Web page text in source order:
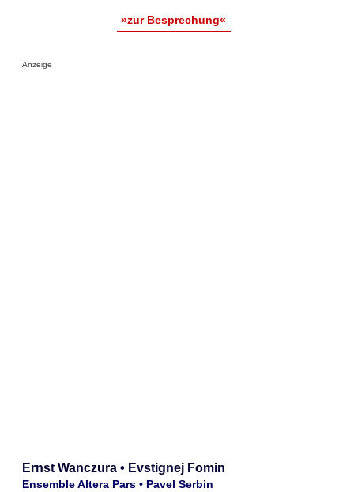
»zur Besprechung«
Anzeige
Ernst Wanczura • Evstignej Fomin
Ensemble Altera Pars • Pavel Serbin